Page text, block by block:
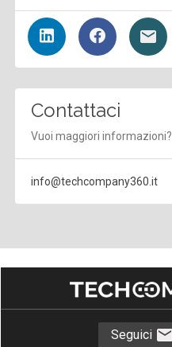
Contattaci
Vuoi maggiori informazioni?
info@techcompany360.it
Seguici